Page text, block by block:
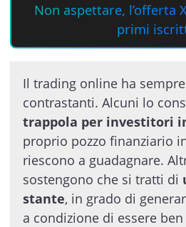
Non aspettare, l’offerta
primi
Il trading online ha
contrastanti. Alcuni lo
trappola per investitori
proprio pozzo finanziario
riescono a guadagnare.
sostengono che si tratti di
stante, in grado di
a condizione di essere